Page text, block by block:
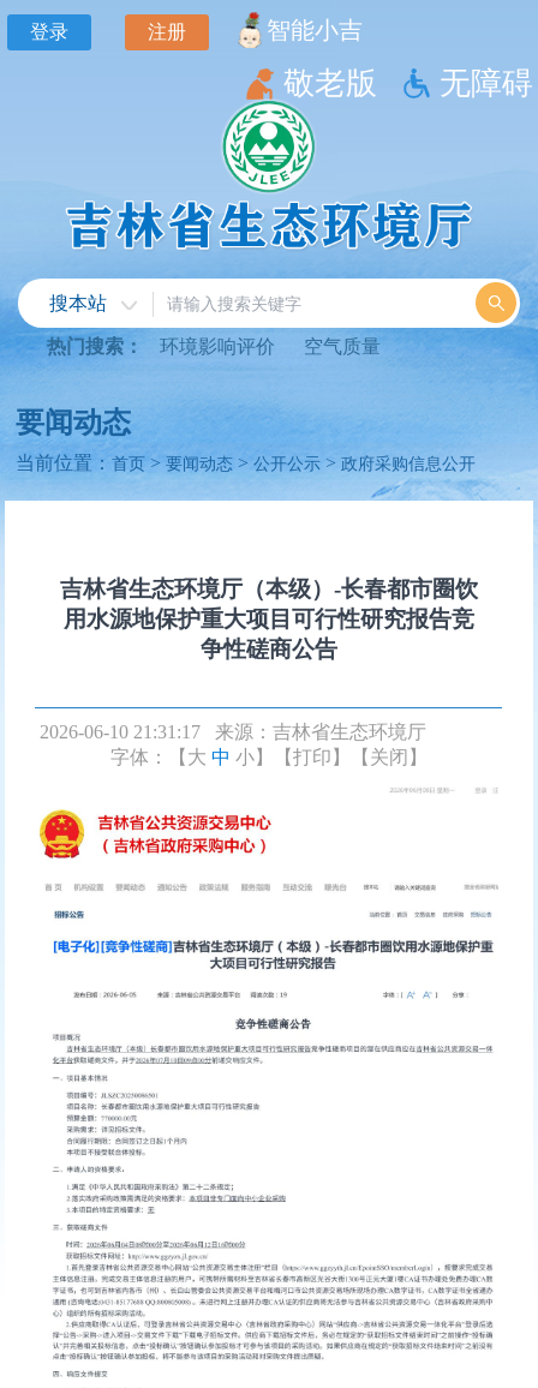
登录 注册 智能小吉
敬老版 无障碍
搜本站
热门搜索： 环境影响评价 空气质量
要闻动态
当前位置：首页>要闻动态 >公开公示 >政府采购信息公开
吉林省生态环境厅（本级）-长春都市圈饮
用水源地保护重大项目可行性研究报告竞
争性磋商公告
2026-06-10 21:31:17 来源：吉林省生态环境厅
字体：【 大 中 小】 【打印】 【关闭】